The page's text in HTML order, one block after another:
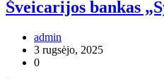
Šveicarijos bankas
admin
3 rugsėjo, 2025
0